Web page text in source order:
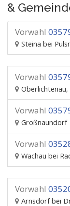
&
Vorwahl
Steina bei
Vorwahl
Oberlichtenau,
Vorwahl
Großnaundorf
Vorwahl
Wachau bei
Vorwahl
Arnsdorf bei